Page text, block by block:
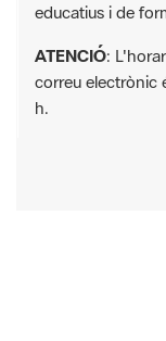
educatius i de
ATENCIÓ:
correu electrònic
h.